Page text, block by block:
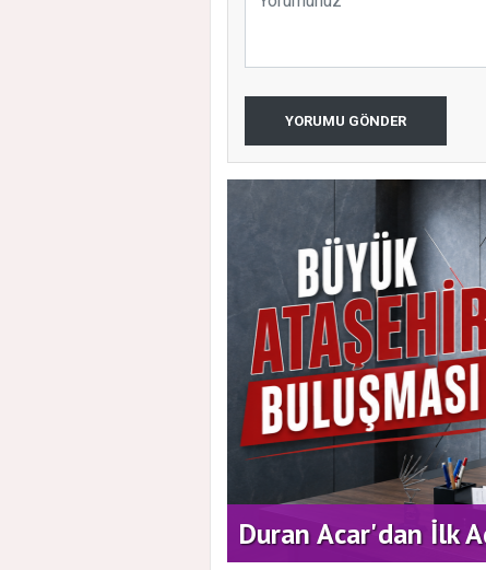
YORUMU GÖNDER
Duran Acar'dan İlk